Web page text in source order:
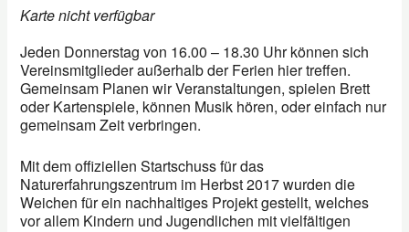
Karte nicht verfügbar
Jeden Donnerstag von 16.00 – 18.30 Uhr können sich
Vereinsmitglieder außerhalb der Ferien hier treffen.
Gemeinsam Planen wir Veranstaltungen, spielen Brett
oder Kartenspiele, können Musik hören, oder einfach nur
gemeinsam Zeit verbringen.
Mit dem offiziellen Startschuss für das
Naturerfahrungszentrum im Herbst 2017 wurden die
Weichen für ein nachhaltiges Projekt gestellt, welches
vor allem Kindern und Jugendlichen mit vielfältigen